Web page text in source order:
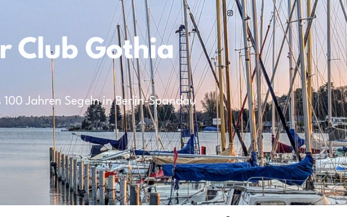
Jahren Segeln in Berlin-Spandau